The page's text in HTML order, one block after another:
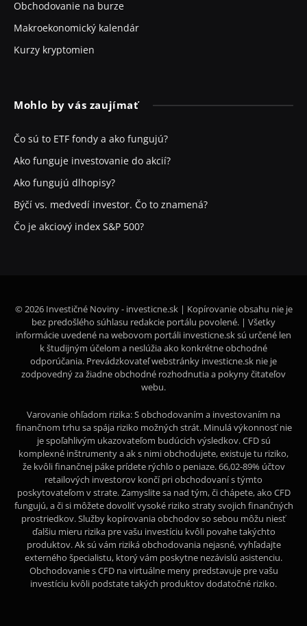
Obchodovanie na burze
Makroekonomický kalendár
Kurzy kryptomien
Mohlo by vás zaujímať
Čo sú to ETF fondy a ako fungujú?
Ako funguje investovanie do akcií?
Ako fungujú dlhopisy?
Býčí vs. medvedí investor. Čo to znamená?
Čo je akciový index S&P 500?
© 2026 Investičné Noviny - investicne.sk | Kopírovanie obsahu nie je
bez predošlého súhlasu redakcie portálu povolené. | Všetky
informácie uvedené na webovom portáli investicne.sk sú určené len
k študijným účelom a neslúžia ako konkrétne obchodné
odporúčania. Prevádzkovateľ webstránky investicne.sk nie je
zodpovedný za žiadne obchodné rozhodnutia a pokyny čitateľov
webu.
Varovanie ohľadom rizika: S obchodovaním a investovaním na
finančnom trhu sa spája riziko možných strát. Minulá výkonnosť nie
je spoľahlivým ukazovateľom budúcich výsledkov. CFD sú
komplexné inštrumenty a ak s nimi obchodujete, existuje tu riziko,
že kvôli finančnej páke prídete rýchlo o peniaze. 66,02-89% účtov
retailových investorov končí pri obchodovaní s týmto
poskytovateľom v strate. Zamyslite sa nad tým, či chápete, ako CFD
fungujú, a či si môžete dovoliť vysoké riziko straty svojich finančných
prostriedkov. Služby kopírovania obchodov so sebou môžu niesť
ďalšiu mieru rizika pre vašu investíciu kvôli povahe takýchto
produktov. Ak sú vám riziká obchodovania nejasné, vyhľadajte
externého špecialistu, ktorý vám poskytne nezávislú asistenciu.
Obchodovanie s CFD na virtuálne meny predstavuje pre vašu
investíciu kvôli podstate takých produktov dodatočné riziko.